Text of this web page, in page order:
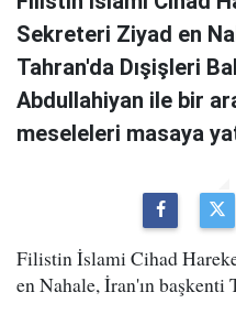
Sekreteri Ziyad en
Tahran'da Dışişleri
Abdullahiyan ile bir
meseleleri masaya
Filistin İslami Cihad
en Nahale, İran'ın başkenti